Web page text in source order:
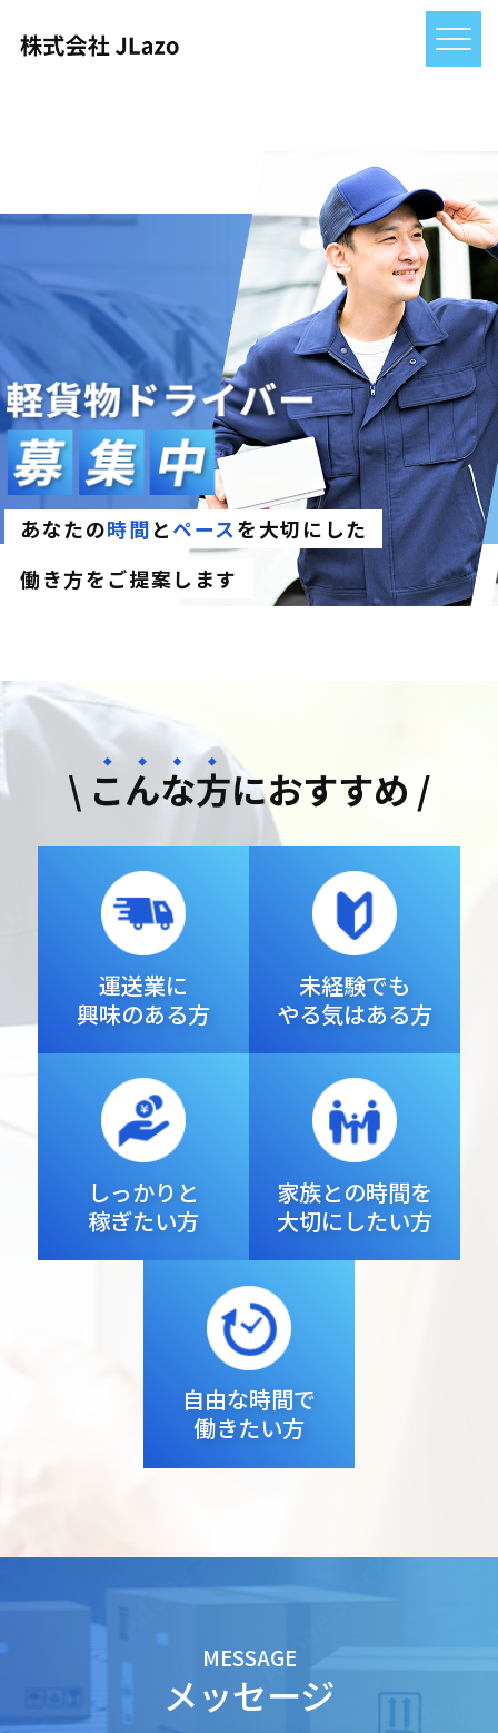
あなたの時間とペースを大切にした
働き方をご提案します
\ こんな方におすすめ /
運送業に
興味のある方
未経験でも
やる気はある方
しっかりと
稼ぎたい方
家族との時間を
大切にしたい方
自由な時間で
働きたい方
MESSAGE
メッセージ